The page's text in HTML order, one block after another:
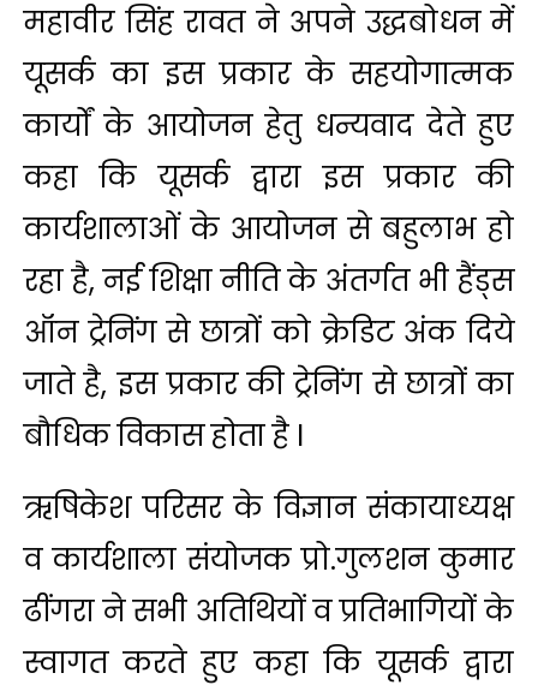
महावीर सिंह रावत ने अपने उद्धबोधन में
यूसर्क का इस प्रकार के सहयोगात्मक
कार्यों के आयोजन हेतु धन्यवाद देते हुए
कहा कि यूसर्क द्वारा इस प्रकार की
कार्यशालाओं के आयोजन से बहुलाभ हो
रहा है, नई शिक्षा नीति के अंतर्गत भी हैंड्स
ऑन ट्रेनिंग से छात्रों को क्रेडिट अंक दिये
जाते है, इस प्रकार की ट्रेनिंग से छात्रों का
बौधिक विकास होता है I
ऋषिकेश परिसर के विज्ञान संकायाध्यक्ष
व कार्यशाला संयोजक प्रो.गुलशन कुमार
ढींगरा ने सभी अतिथियों व प्रतिभागियों के
स्वागत करते हुए कहा कि यूसर्क द्वारा